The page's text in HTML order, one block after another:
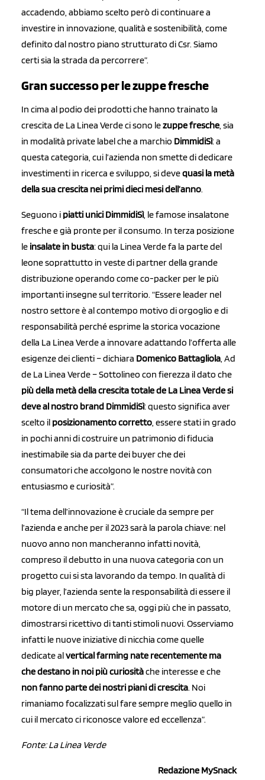
accadendo, abbiamo scelto però di continuare a
investire in innovazione, qualità e sostenibilità, come
definito dal nostro piano strutturato di Csr. Siamo
certi sia la strada da percorrere”.
Gran successo per le zuppe fresche
In cima al podio dei prodotti che hanno trainato la
crescita de La Linea Verde ci sono lezuppe fresche, sia
in modalità private label che a marchio DimmidiSì: a
questa categoria, cui l’azienda non smette di dedicare
investimenti in ricerca e sviluppo, si devequasi la metà
della sua crescita nei primi dieci mesi dell’anno.
Seguono i piatti unici DimmidiSì, le famose insalatone
fresche e già pronte per il consumo. In terza posizione
le insalate in busta: qui la Linea Verde fa la parte del
leone soprattutto in veste di partner della grande
distribuzione operando come co-packer per le più
importanti insegne sul territorio. “Essere leader nel
nostro settore è al contempo motivo di orgoglio e di
responsabilità perché esprime la storica vocazione
della La Linea Verde a innovare adattando l’offerta alle
esigenze dei clienti – dichiara Domenico Battagliola, Ad
de La Linea Verde – Sottolineo con fierezza il dato che
più della metà della crescita totale de La Linea Verde si
deve al nostro brand DimmidiSì: questo significa aver
scelto il posizionamento corretto, essere stati in grado
in pochi anni di costruire un patrimonio di fiducia
inestimabile sia da parte dei buyer che dei
consumatori che accolgono le nostre novità con
entusiasmo e curiosità”.
“Il tema dell’innovazione è cruciale da sempre per
l’azienda e anche per il 2023 sarà la parola chiave: nel
nuovo anno non mancheranno infatti novità,
compreso il debutto in una nuova categoria con un
progetto cui si sta lavorando da tempo. In qualità di
big player, l’azienda sente la responsabilità di essere il
motore di un mercato che sa, oggi più che in passato,
dimostrarsi ricettivo di tanti stimoli nuovi. Osserviamo
infatti le nuove iniziative di nicchia come quelle
dedicate alvertical farming nate recentemente ma
che destano in noi più curiositàche interesse e che
non fanno parte dei nostri piani di crescita. Noi
rimaniamo focalizzati sul fare sempre meglio quello in
cui il mercato ci riconosce valore ed eccellenza”.
Fonte: La Linea Verde
Redazione MySnack